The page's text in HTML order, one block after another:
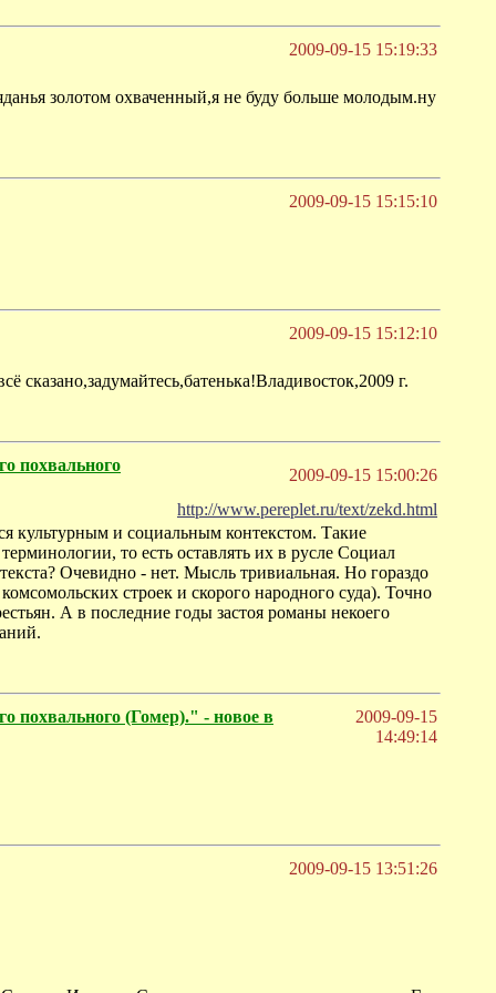
2009-09-15 15:19:33
золотом охваченный,я не буду больше молодым.ну
2009-09-15 15:15:10
2009-09-15 15:12:10
г.
похвального
2009-09-15 15:00:26
http://www.pereplet.ru/text/zekd.html
культурным и социальным контекстом. Такие
то есть оставлять их в русле Социал
Очевидно - нет. Мысль тривиальная. Но гораздо
строек и скорого народного суда). Точно
А в последние годы застоя романы некоего
похвального (Гомер)." - новое в
2009-09-15
14:49:14
2009-09-15 13:51:26